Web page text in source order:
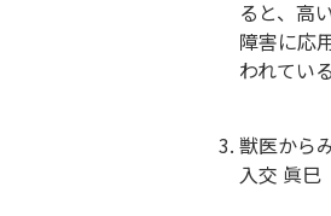
ると、高
障害に応
われてい
獣医から
入交 眞巳